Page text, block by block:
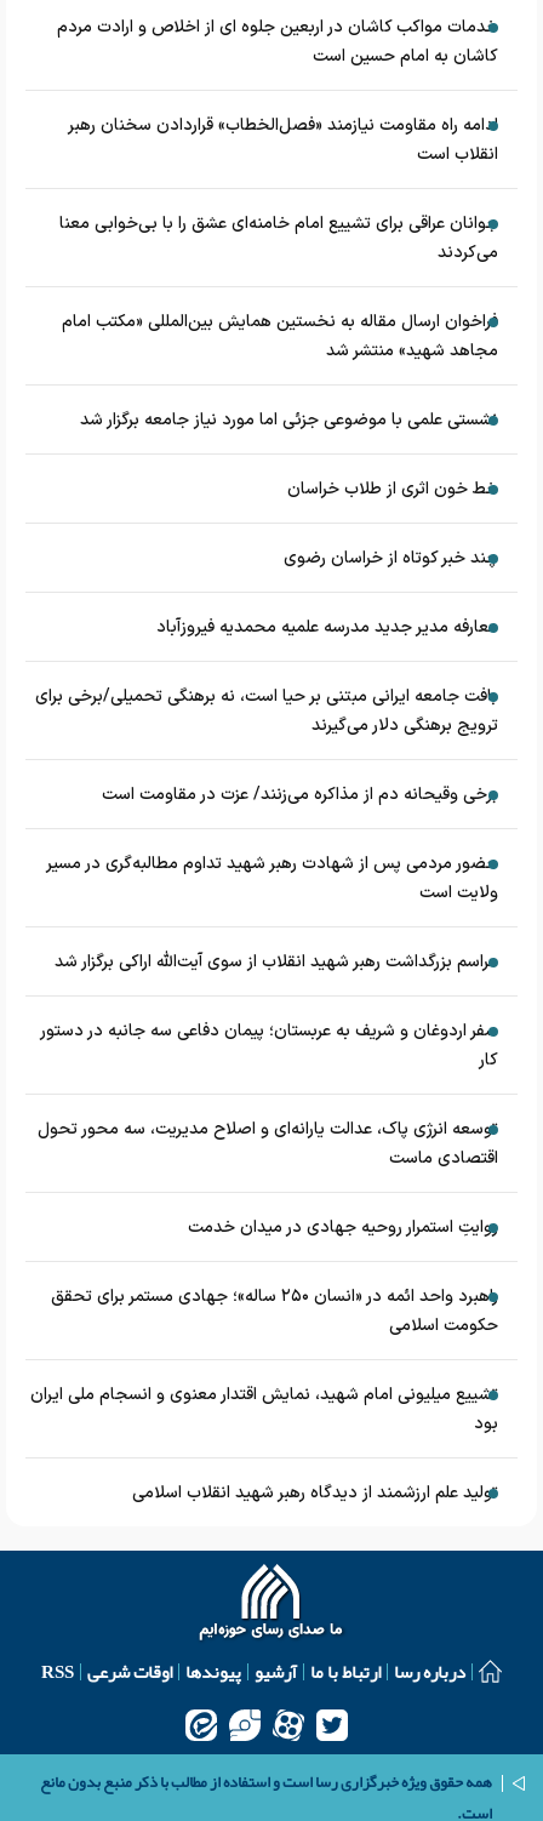
خدمات مواکب کاشان در اربعین جلوه ای از اخلاص و ارادت مردم
کاشان به امام حسین است
ادامه راه مقاومت نیازمند «فصل‌الخطاب» قراردادن سخنان رهبر
انقلاب است
جوانان عراقی برای تشییع امام خامنه‌ای عشق را با بی‌خوابی معنا
می‌کردند
فراخوان ارسال مقاله به نخستین همایش بین‌المللی «مکتب امام
مجاهد شهید» منتشر شد
نشستی علمی با موضوعی جزئی اما مورد نیاز جامعه برگزار شد
خط خون اثری از طلاب خراسان
چند خبر کوتاه از خراسان رضوی
معارفه مدیر جدید مدرسه علمیه محمدیه فیروزآباد
بافت جامعه ایرانی مبتنی بر حیا است، نه برهنگی تحمیلی/برخی برای
ترویج برهنگی دلار می‌گیرند
برخی وقیحانه دم از مذاکره می‌زنند/ عزت در مقاومت است
حضور مردمی پس از شهادت رهبر شهید تداوم مطالبه‌گری در مسیر
ولایت است
مراسم بزرگداشت رهبر شهید انقلاب از سوی آیت‌الله اراکی برگزار شد
سفر اردوغان و شریف به عربستان؛ پیمان دفاعی سه جانبه در دستور
کار
توسعه انرژی پاک، عدالت یارانه‌ای و اصلاح مدیریت، سه محور تحول
اقتصادی ماست
روایتِ استمرار روحیه جهادی در میدان خدمت
راهبرد واحد ائمه در «انسان ۲۵۰ ساله»؛ جهادی مستمر برای تحقق
حکومت اسلامی
تشییع میلیونی امام شهید، نمایش اقتدار معنوی و انسجام ملی ایران
بود
تولید علم ارزشمند از دیدگاه رهبر شهید انقلاب اسلامی
درباره رسا ارتباط با ما آرشیو پیوندها اوقات شرعی RSS
همه حقوق ویژه خبرگزاری رسا است و استفاده از مطالب با ذکر منبع بدون مانع
است.